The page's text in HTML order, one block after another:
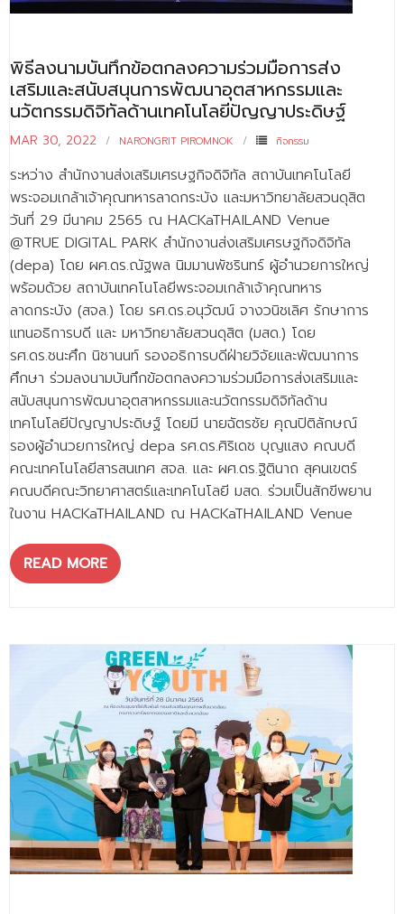
พิธีลงนามบันทึกข้อตกลงความร่วมมือการส่ง
เสริมและสนับสนุนการพัฒนาอุตสาหกรรมและ
นวัตกรรมดิจิทัลด้านเทคโนโลยีปัญญาประดิษฐ์
MAR 30, 2022 NARONGRIT PIROMNOK กิจกรรม
ระหว่าง สำนักงานส่งเสริมเศรษฐกิจดิจิทัล สถาบันเทคโนโลยี
พระจอมเกล้าเจ้าคุณทหารลาดกระบัง และมหาวิทยาลัยสวนดุสิต
วันที่ 29 มีนาคม 2565 ณ HACKaTHAILAND Venue
@TRUE DIGITAL PARK สำนักงานส่งเสริมเศรษฐกิจดิจิทัล
(depa) โดย ผศ.ดร.ณัฐพล นิมมานพัชรินทร์ ผู้อำนวยการใหญ่
พร้อมด้วย สถาบันเทคโนโลยีพระจอมเกล้าเจ้าคุณทหาร
ลาดกระบัง (สจล.) โดย รศ.ดร.อนุวัฒน์ จางวนิชเลิศ รักษาการ
แทนอธิการบดี และ มหาวิทยาลัยสวนดุสิต (มสด.) โดย
รศ.ดร.ชนะศึก นิชานนท์ รองอธิการบดีฝ่ายวิจัยและพัฒนาการ
ศึกษา ร่วมลงนามบันทึกข้อตกลงความร่วมมือการส่งเสริมและ
สนับสนุนการพัฒนาอุตสาหกรรมและนวัตกรรมดิจิทัลด้าน
เทคโนโลยีปัญญาประดิษฐ์ โดยมี นายฉัตรชัย คุณปิติลักษณ์
รองผู้อำนวยการใหญ่ depa รศ.ดร.ศิริเดช บุญแสง คณบดี
คณะเทคโนโลยีสารสนเทศ สจล. และ ผศ.ดร.ฐิตินาถ สุคนเขตร์
คณบดีคณะวิทยาศาสตร์และเทคโนโลยี มสด. ร่วมเป็นสักขีพยาน
ในงาน HACKaTHAILAND ณ HACKaTHAILAND Venue
READ MORE